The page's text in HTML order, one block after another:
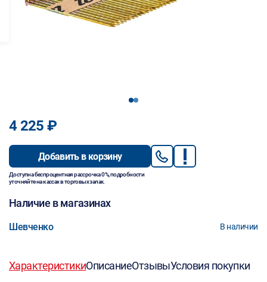
12
4 225 ₽
Добавить в корзину
Доступна беспроцентная рассрочка 0%, подробности
уточняйте на кассах в торговых залах.
Наличие в магазинах
Шевченко В наличии
ХарактеристикиОписаниеОтзывыУсловия покупки